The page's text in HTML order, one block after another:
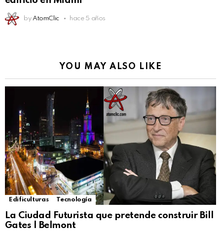
by AtomClic hace 5 años
YOU MAY ALSO LIKE
Edificulturas Tecnología
La Ciudad Futurista que pretende construir Bill
Gates | Belmont